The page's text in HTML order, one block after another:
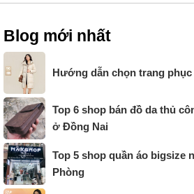
Blog mới nhất
Hướng dẫn chọn trang
Top 6 shop bán đồ da thủ
ở Đồng Nai
Top 5 shop quần áo bigsize
Phòng